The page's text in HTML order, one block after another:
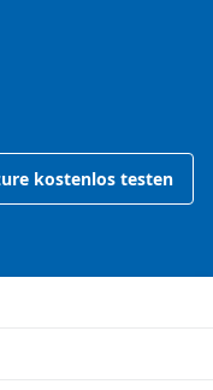
kostenlos testen